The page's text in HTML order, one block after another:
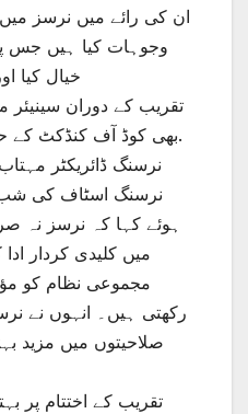
ان کی رائے میں نرسز
وجوہات کیا ہیں جس
خیال کیا
تقریب کے دوران سینیئر
بھی کوڈ آف کنڈکٹ کے حوالے سے تفصیلی لیکچر دیا.
نرسنگ ڈائریکٹر
نرسنگ اسٹاف کی
ہوئے کہا کہ نرسز نہ
میں کلیدی کردار
مجموعی نظام کو
رکھتی ہیں۔ انہوں نے
صلاحیتوں میں مزید
تقریب کے اختتام پر